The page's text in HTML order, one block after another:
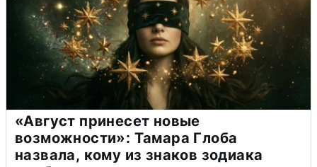
«Август принесет новые
возможности»: Тамара Глоба
назвала, кому из знаков зодиака